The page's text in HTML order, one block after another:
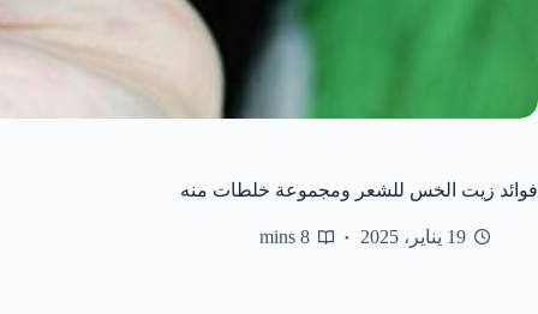
فوائد زيت الخس للشعر ومجموعة خلطات منه
19 يناير، 2025 8 mins